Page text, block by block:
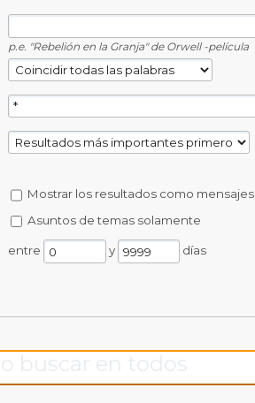
p.e. "Rebelión en la Granja" de Orwell -película
Mostrar los resultados como mensajes
Asuntos de temas solamente
entre y días